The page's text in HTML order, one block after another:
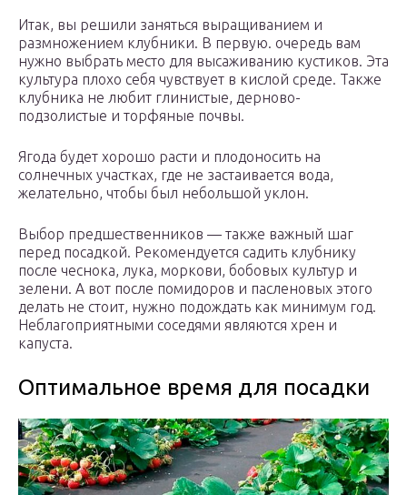
Итак, вы решили заняться выращиванием и
размножением клубники. В первую. очередь вам
нужно выбрать место для высаживанию кустиков. Эта
культура плохо себя чувствует в кислой среде. Также
клубника не любит глинистые, дерново-
подзолистые и торфяные почвы.
Ягода будет хорошо расти и плодоносить на
солнечных участках, где не застаивается вода,
желательно, чтобы был небольшой уклон.
Выбор предшественников — также важный шаг
перед посадкой. Рекомендуется садить клубнику
после чеснока, лука, моркови, бобовых культур и
зелени. А вот после помидоров и пасленовых этого
делать не стоит, нужно подождать как минимум год.
Неблагоприятными соседями являются хрен и
капуста.
Оптимальное время для посадки